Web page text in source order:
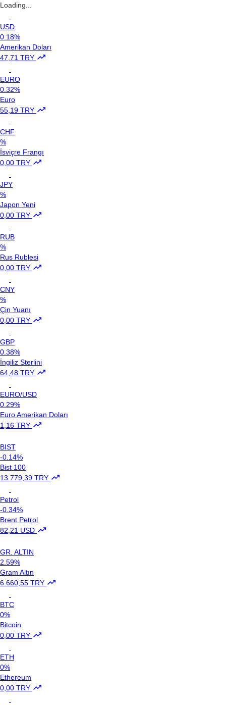
Loading...
USD
0.18%
Amerikan Doları
47,71 TRY
EURO
0.32%
Euro
55,19 TRY
CHF
%
İsviçre Frangı
0,00 TRY
JPY
%
Japon Yeni
0,00 TRY
RUB
%
Rus Rublesi
0,00 TRY
CNY
%
Çin Yuanı
0,00 TRY
GBP
0.38%
İngiliz Sterlini
64,48 TRY
EURO/USD
0.29%
Euro Amerikan Doları
1,16 TRY
BIST
-0.14%
Bist 100
13.779,39 TRY
Petrol
-0.34%
Brent Petrol
82,21 USD
GR. ALTIN
2.59%
Gram Altın
6.660,55 TRY
BTC
0%
Bitcoin
0,00 TRY
ETH
0%
Ethereum
0,00 TRY